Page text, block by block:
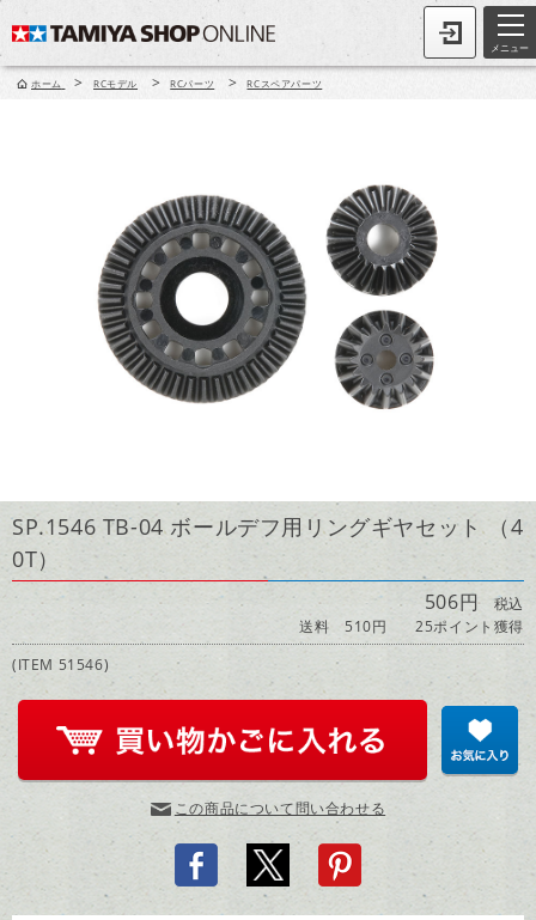
メニュー
ホーム > RCモデル > RCパーツ > RCスペアパーツ
SP.1546 TB-04 ボールデフ用リングギヤセット （4
0T）
506円税込
送料 510円
25ポイント獲得
(ITEM 51546)
この商品について問い合わせる